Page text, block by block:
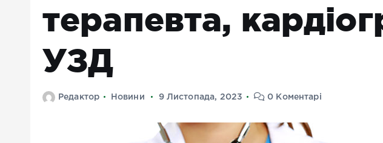
терапевта,
УЗД
Редактор Новини 9 Листопада, 2023 0 Коментарі